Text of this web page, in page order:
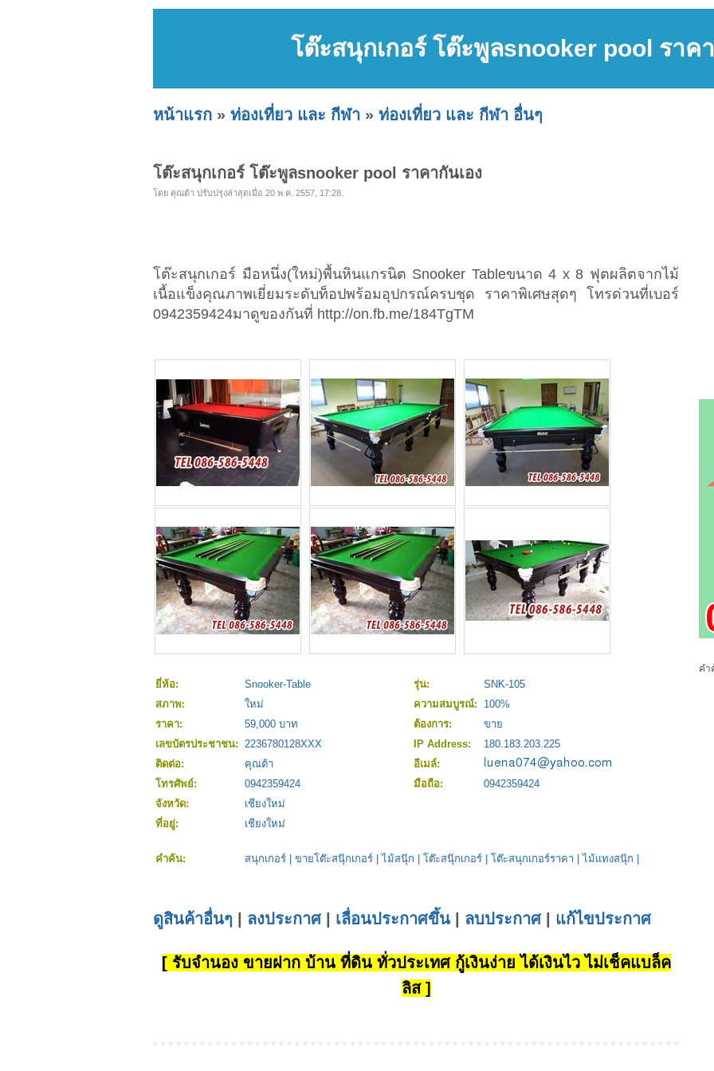
โต๊ะสนุกเกอร์ โต๊ะพูลsnooker pool ราค
หน้าแรก » ท่องเที่ยว และ กีฬา » ท่องเที่ยว และ กีฬา อื่นๆ
โต๊ะสนุกเกอร์ โต๊ะพูลsnooker pool ราคากันเอง
โดย คุณต้า ปรับปรุงล่าสุดเมื่อ 20 พ.ค. 2557, 17:28.
โต๊ะสนุกเกอร์ มือหนึ่ง(ใหม่)พื้นหินแกรนิต Snooker Tableขนาด 4 x 8 ฟุตผลิตจากไม้
เนื้อแข็งคุณภาพเยี่ยมระดับท็อปพร้อมอุปกรณ์ครบชุด ราคาพิเศษสุดๆ โทรด่วนที่เบอร์
0942359424มาดูของกันที่ http://on.fb.me/184TgTM
ยี่ห้อ: Snooker-Table รุ่น:
SNK-105
สภาพ:
ใหม่ ความสมบูรณ์:
100%
ราคา:
59,000 บาท ต้องการ:
ขาย
เลขบัตรประชาชน: 2236780128XXX IP Address:
180.183.203.225
ติดต่อ:
คุณต้า
อีเมล์:
โทรศัพย์:
0942359424 มือถือ:
0942359424
จังหวัด:
เชียงใหม่
ที่อยู่:
เชียงใหม่
คำค้น: สนุกเกอร์ ขายโต๊ะสนุ๊กเกอร์ |ไม้สนุ๊ก โต๊ะสนุ๊กเกอร์ โต๊ะสนุกเกอร์ราคา |ไม้แทงสนุ๊ก
ดูสินค้าอื่นๆ ลงประกาศ| เลื่อนประกาศขึ้น ลบประกาศ| แก้ไขประกาศ
[ รับจำนอง ขายฝาก บ้าน ที่ดิน ทั่วประเทศ กู้เงินง่าย ได้เงินไว ไม่เช็คแบล็ค
ลิส ]
คำ